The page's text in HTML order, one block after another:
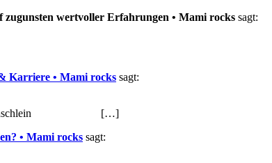
wertvoller Erfahrungen • Mami rocks sagt:
Karriere • Mami rocks sagt:
[…]
• Mami rocks sagt: